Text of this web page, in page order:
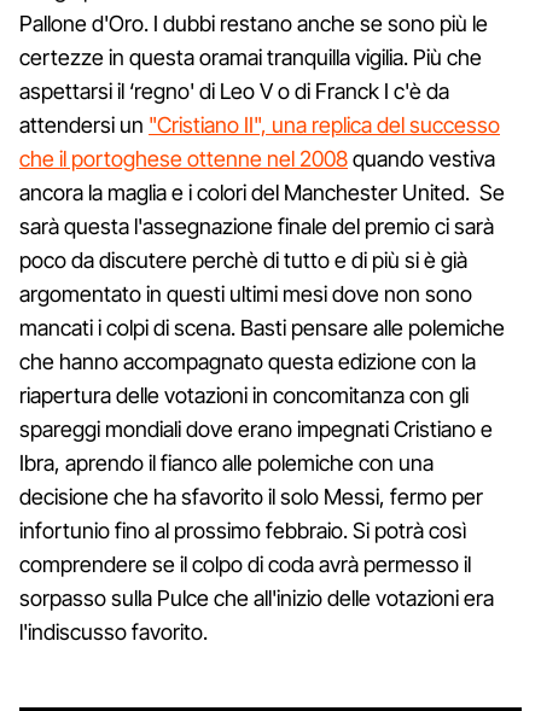
Pallone d'Oro. I dubbi restano anche se sono più le
certezze in questa oramai tranquilla vigilia. Più che
aspettarsi il ‘regno' di Leo V o di Franck I c'è da
attendersi un "Cristiano II", una replica del successo
che il portoghese ottenne nel 2008quando vestiva
ancora la maglia e i colori del Manchester United. Se
sarà questa l'assegnazione finale del premio ci sarà
poco da discutere perchè di tutto e di più si è già
argomentato in questi ultimi mesi dove non sono
mancati i colpi di scena. Basti pensare alle polemiche
che hanno accompagnato questa edizione con la
riapertura delle votazioni in concomitanza con gli
spareggi mondiali dove erano impegnati Cristiano e
Ibra, aprendo il fianco alle polemiche con una
decisione che ha sfavorito il solo Messi, fermo per
infortunio fino al prossimo febbraio. Si potrà così
comprendere se il colpo di coda avrà permesso il
sorpasso sulla Pulce che all'inizio delle votazioni era
l'indiscusso favorito.